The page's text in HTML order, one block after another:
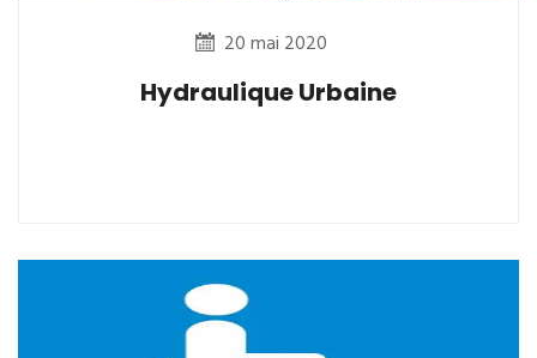
20 mai 2020
Hydraulique Urbaine